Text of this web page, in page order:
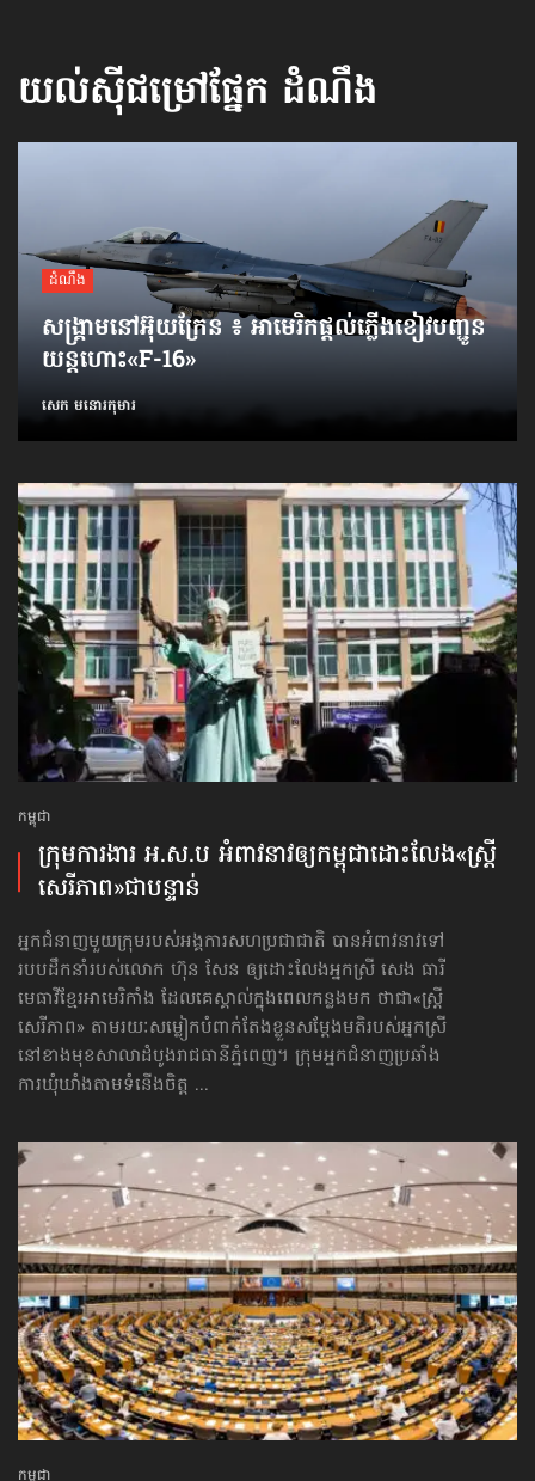
យល់ស៊ីជម្រៅផ្នែក ដំណឹង
ដំណឹង
សង្គ្រាមនៅអ៊ុយក្រែន ៖ អាមេរិកផ្ដល់ភ្លើងខៀវបញ្ជូន
យន្តហោះ«F-16»
សេក មនោរកុមារ
កម្ពុជា
ក្រុមការងារ អ.ស.ប អំពាវនាវ​ឲ្យកម្ពុជា​ដោះលែង​«ស្ត្រី
សេរីភាព»​ជាបន្ទាន់
អ្នកជំនាញមួយក្រុមរបស់អង្គការសហប្រជាជាតិ បានអំពាវនាវទៅ​
របបដឹកនាំរបស់លោក ហ៊ុន សែន ឲ្យដោះលែងអ្នកស្រី សេង ធារី
មេធាវីខ្មែរអាមេរិកាំង ដែលគេស្គាល់ក្នុងពេលកន្លងមក ថាជា«ស្ត្រី
សេរីភាព» តាមរយៈសម្លៀកបំពាក់តែងខ្លួនសម្ដែងមតិរបស់អ្នកស្រី
នៅខាងមុខសាលាដំបូងរាជធានីភ្នំពេញ។ ក្រុមអ្នកជំនាញប្រឆាំង
ការឃុំឃាំងតាមទំនើងចិត្ត ...
កម្ពុជា